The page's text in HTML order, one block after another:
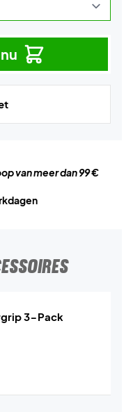
van meer dan 99 €
3-Pack